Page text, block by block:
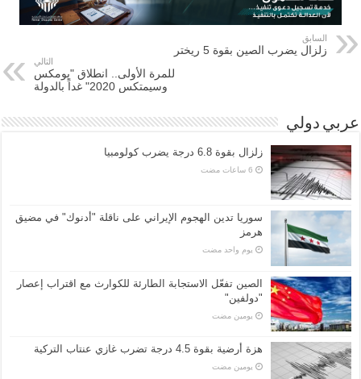
السابق
زلزال يضرب الصين بقوة 5 ريختر
التالي
للمرة الأولى.. انطلاق "يومكس
وسيمتكس 2020" غداً بالدولة
عربي دولي
زلزال بقوة 6.8 درجة يضرب كولومبيا
سوريا تدين الهجوم الإيراني على ناقلة "أدنوك" في مضيق
هرمز ‏
‏يوم واحد مضت
الصين تفعّل الاستجابة الطارئة للكوارث مع اقتراب إعصار
"دولفين"
‏يومين مضت
هزة أرضية بقوة 4.5 درجة تضرب غازي عنتاب التركية
‏يومين مضت